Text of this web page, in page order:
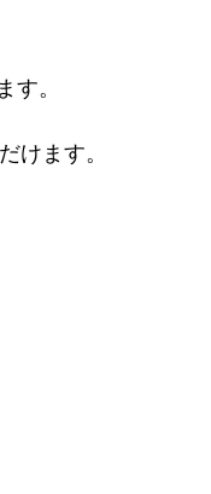
す。
けます。